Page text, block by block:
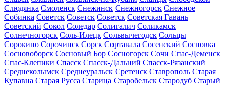
Слюдянка Смоленск Снежинск Снежногорск Снежное
Собинка Советск Советск Советск Советская Гавань
Советский Сокол Соледар Солигалич Соликамск
Солнечногорск Соль-Илецк Сольвычегодск Сольцы
Сорокино Сорочинск Сорск Сортавала Сосенский Сосновка
Сосновоборск Сосновый Бор Сосногорск Сочи Спас-Деменск
Спас-Клепики Спасск Спасск-Дальний Спасск-Рязанский
Среднеколымск Среднеуральск Сретенск Ставрополь Старая
Купавна Старая Русса Старица Старобельск Стародуб Старый